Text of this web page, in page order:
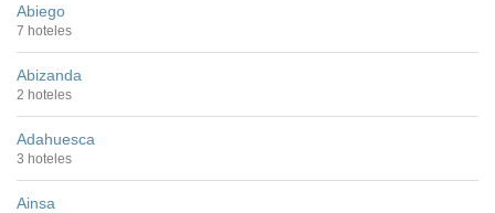
Abiego
7 hoteles
Abizanda
2 hoteles
Adahuesca
3 hoteles
Ainsa